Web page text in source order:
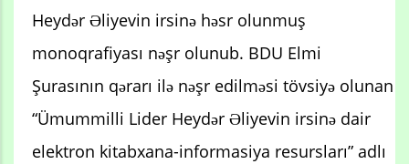
Heydər Əliyevin irsinə həsr olunmuş
monoqrafiyası nəşr olunub. BDU Elmi
Şurasının qərarı ilə nəşr edilməsi tövsiyə olunan
“Ümummilli Lider Heydər Əliyevin irsinə dair
elektron kitabxana-informasiya resursları” adlı